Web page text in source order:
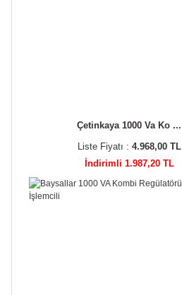
Çetinkaya 1000 Va Ko ...
Liste Fiyatı : 4.968,00 TL
İndirimli 1.987,20 TL